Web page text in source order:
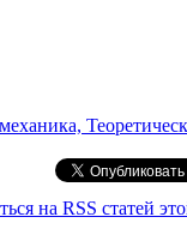
на RSS статей